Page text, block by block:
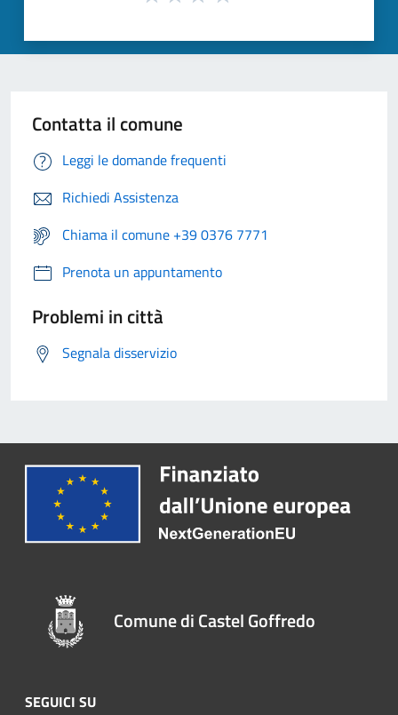
Contatta il comune
Leggi le domande frequenti
Richiedi Assistenza
Chiama il comune +39 0376 7771
Prenota un appuntamento
Problemi in città
Segnala disservizio
Comune di Castel Goffredo
SEGUICI SU